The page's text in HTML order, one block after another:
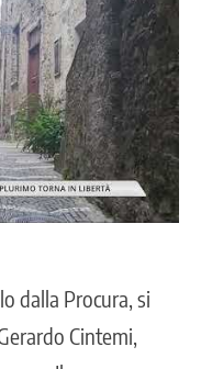
dalla Procura, si
Cintemi,